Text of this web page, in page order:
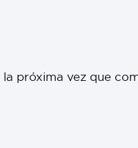
próxima vez que